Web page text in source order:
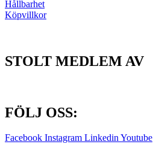
Hållbarhet
Köpvillkor
STOLT MEDLEM AV
FÖLJ OSS:
Facebook Instagram LinkedinYoutube